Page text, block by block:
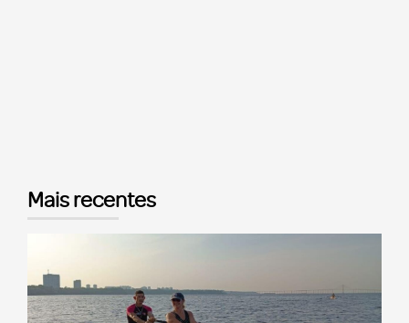
Mais recentes